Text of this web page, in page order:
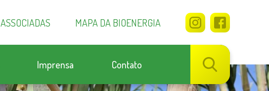
ASSOCIADAS MAPA DA BIOENERGIA
Imprensa Contato